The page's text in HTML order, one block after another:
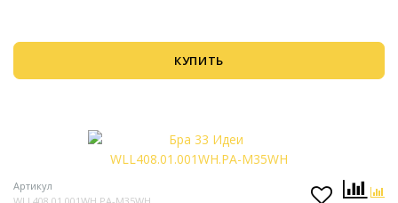
КУПИТЬ
Артикул